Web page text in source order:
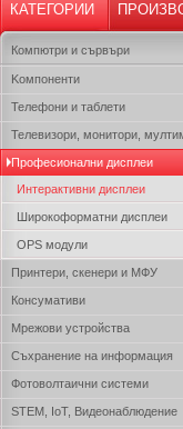
КАТЕГОРИИ
Компютри и сървъри
Kомпоненти
Телефони и таблети
Телевизори, монитори,
Професионални дисплеи
Интерактивни дисплеи
Широкоформатни дисплеи
OPS модули
Принтери, скенери и МФУ
Консумативи
Мрежови устройства
Съхранение на информация
Фотоволтаични системи
STEM, IoT, Видеонаблюдение